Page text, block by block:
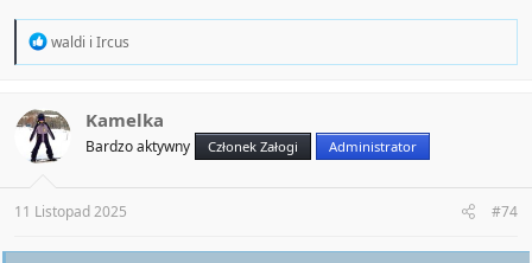
R
t
i
o
s
:
waldi i Ircus
Kamelka
Bardzo aktywny Członek Załogi Administrator
11 Listopad 2025 #74